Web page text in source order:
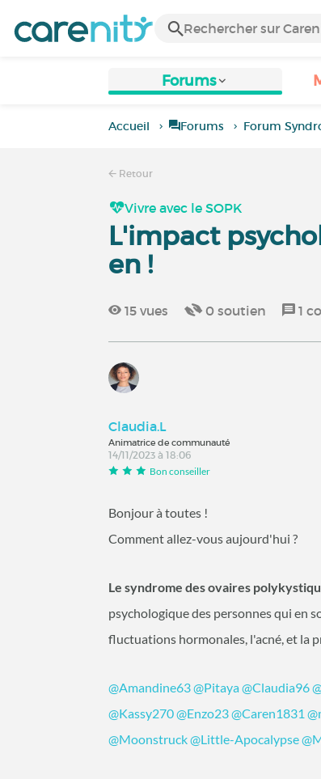
Forums
Accueil Forums Forum
Retour
Vivre avec le SOPK
L'impact
en !
15 vues 0 soutien 1
Claudia.L
Animatrice de communauté
14/11/2023 à 18:06
Bon conseiller
Bonjour à toutes !
Comment allez-vous aujourd'hui ?
Le syndrome des ovaires
psychologique des personnes qui en
fluctuations hormonales, l'acné, et la
@Amandine63@Pitaya@Claudia96
@Kassy270@Enzo23@Caren1831
@Moonstruck@Little-Apocalypse